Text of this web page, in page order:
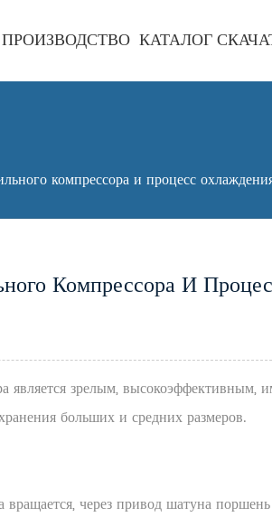
ПРОИЗВОДСТВО КАТАЛОГ
компрессора и процесс
Компрессора И
является зрелым, высокоэффективным,
больших и средних размеров.
через привод шатуна